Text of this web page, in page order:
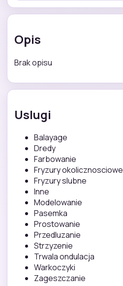
Opis
Brak opisu
Uslugi
Balayage
Dredy
Farbowanie
Fryzury okolicznosciowe
Fryzury slubne
Inne
Modelowanie
Pasemka
Prostowanie
Przedluzanie
Strzyzenie
Trwala ondulacja
Warkoczyki
Zageszczanie